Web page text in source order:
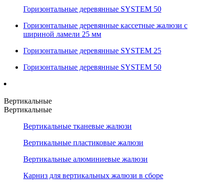
Горизонтальные деревянные SYSTEM 50
Горизонтальные деревянные кассетные жалюзи с
шириной ламели 25 мм
Горизонтальные деревянные SYSTEM 25
Горизонтальные деревянные SYSTEM 50
Вертикальные
Вертикальные
Вертикальные тканевые жалюзи
Вертикальные пластиковые жалюзи
Вертикальные алюминиевые жалюзи
Карниз для вертикальных жалюзи в сборе